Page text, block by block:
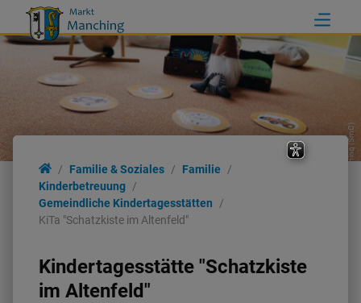
Kinderbetreuung
KiTa-Anmeldung Online
Gemeindliche
Kindertagesstätten
Markt Manching (SmC)
Familie & Soziales
Familie
Kinderbetreuung
Gemeindliche Kindertagesstätten
KiTa "Schatzkiste im Altenfeld"
Kindertagesstätte "Schatzkiste
im Altenfeld"